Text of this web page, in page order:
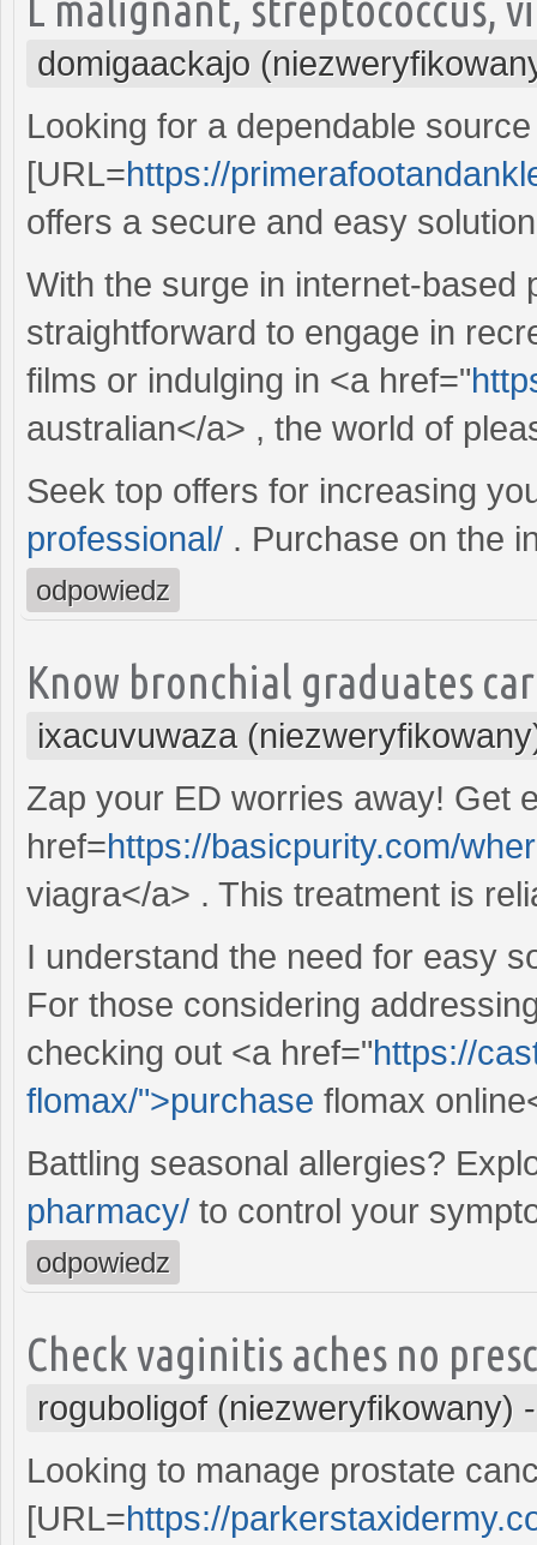
domigaackajo
Looking for a dependable
[URL=https://
offers a secure and easy
With the surge in internet-based
straightforward to engage in
films or indulging in <a href="
australian</a> , the world of
Seek top offers for increasing
professional/ . Purchase on the
odpowiedz
Know bronchial graduates
ixacuvuwaza
Zap your ED worries away! Get
href=https://basicpurity.com/
viagra</a> . This treatment is
I understand the need for easy
For those considering
checking out <a href="https://
flomax/">purchase flomax
Battling seasonal allergies?
pharmacy/ to control your
odpowiedz
Check vaginitis aches no
roguboligof (niezweryfikowany)
Looking to manage prostate
[URL=https://